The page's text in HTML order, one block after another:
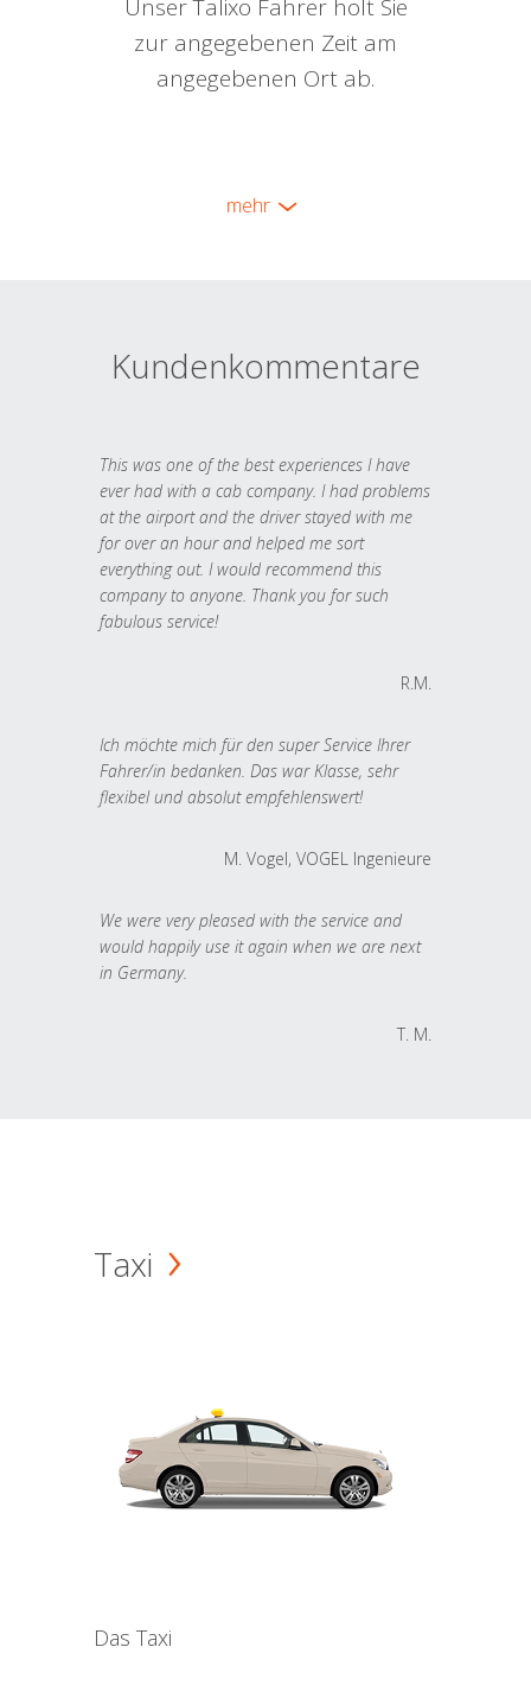
Unser Talixo Fahrer holt Sie
zur angegebenen Zeit am
angegebenen Ort ab.
mehr
Kundenkommentare
This was one of the best experiences I have
ever had with a cab company. I had problems
at the airport and the driver stayed with me
for over an hour and helped me sort
everything out. I would recommend this
company to anyone. Thank you for such
fabulous service!
R.M.
Ich möchte mich für den super Service Ihrer
Fahrer/in bedanken. Das war Klasse, sehr
flexibel und absolut empfehlenswert!
M. Vogel, VOGEL Ingenieure
We were very pleased with the service and
would happily use it again when we are next
in Germany.
T. M.
Taxi
Das Taxi